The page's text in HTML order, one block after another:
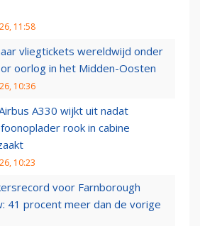
11:58
vliegtickets wereldwijd onder
oorlog in het Midden-Oosten
10:36
A330 wijkt uit nadat
rook in cabine
10:23
voor Farnborough
41 procent meer dan de vorige